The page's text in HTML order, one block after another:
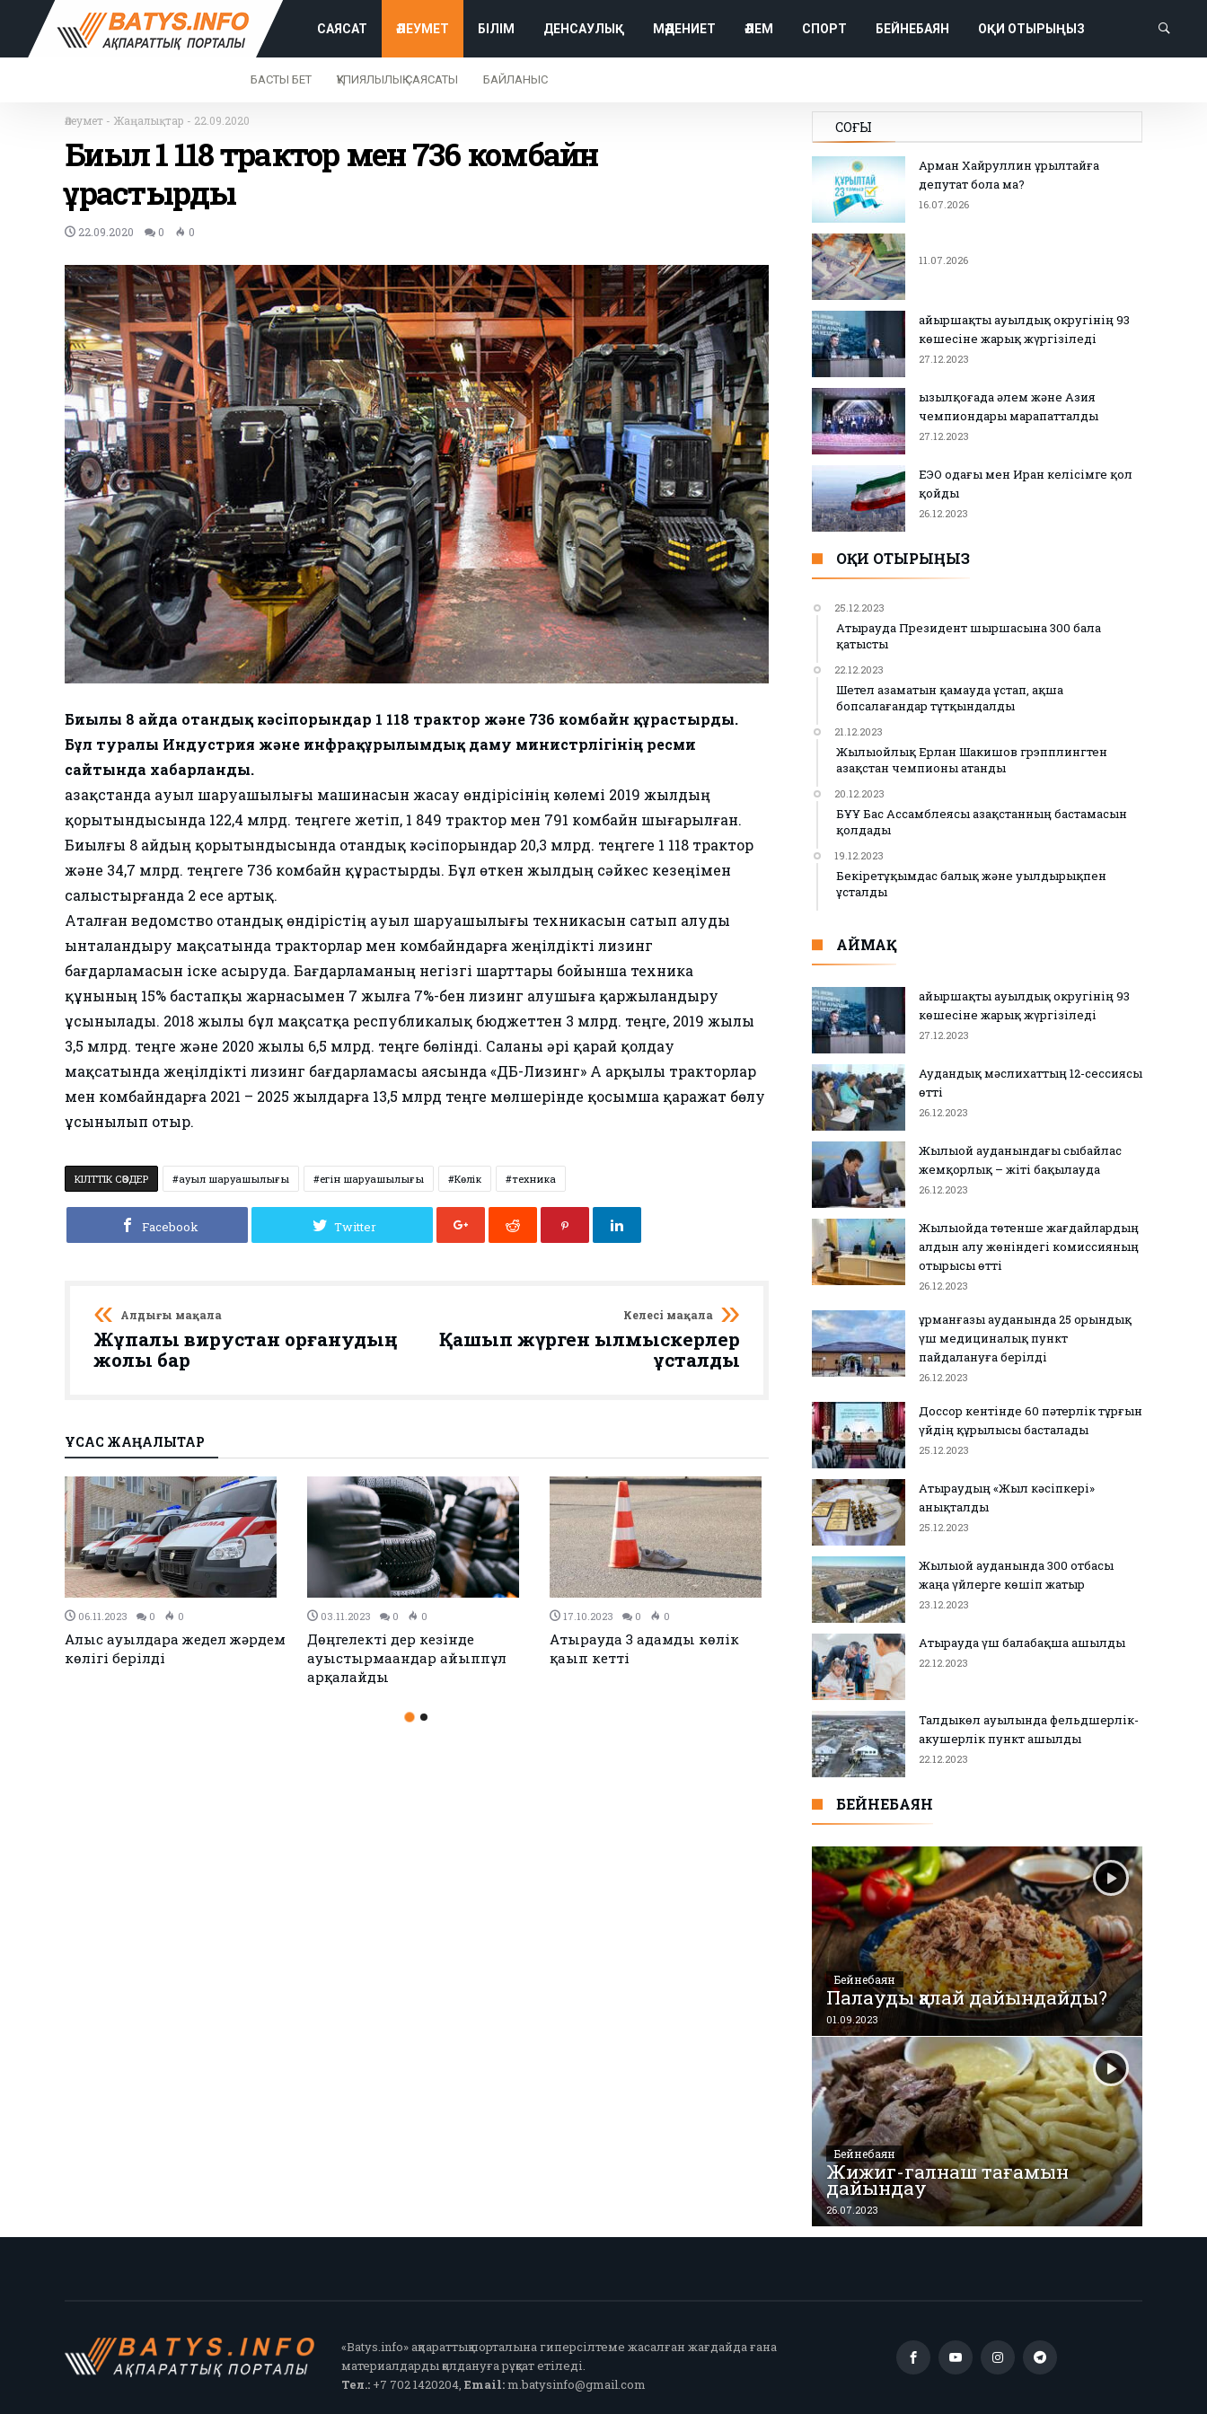
САЯСАТ ӘЛЕУМЕТ БІЛІМ ДЕНСАУЛЫҚ МӘДЕНИЕТ ӘЛЕМ СПОРТ БЕЙНЕБАЯН ОҚИ ОТЫРЫҢЫЗ
БАСТЫ БЕТ ҚҰПИЯЛЫЛЫҚ САЯСАТЫ БАЙЛАНЫС
Әлеумет - Жаңалықтар - 22.09.2020
Биыл 1 118 трактор мен 736 комбайн
құрастырдық⁩
22.09.2020 0 0
Биылғы 8 айда отандық кәсіпорындар 1 118 трактор және 736 комбайн құрастырды.
Бұл туралы Индустрия және инфрақұрылымдық даму министрлігінің ресми
сайтында хабарланды.
Қазақстанда ауыл шаруашылығы машинасын жасау өндірісінің көлемі 2019 жылдың
қорытындысында 122,4 млрд. теңгеге жетіп, 1 849 трактор мен 791 комбайн шығарылған.
Биылғы 8 айдың қорытындысында отандық кәсіпорындар 20,3 млрд. теңгеге 1 118 трактор
және 34,7 млрд. теңгеге 736 комбайн құрастырды. Бұл өткен жылдың сәйкес кезеңімен
салыстырғанда 2 есе артық.
Аталған ведомство отандық өндірістің ауыл шаруашылығы техникасын сатып алуды
ынталандыру мақсатында тракторлар мен комбайндарға жеңілдікті лизинг
бағдарламасын іске асыруда. Бағдарламаның негізгі шарттары бойынша техника
құнының 15% бастапқы жарнасымен 7 жылға 7%-бен лизинг алушыға қаржыландыру
ұсынылады. 2018 жылы бұл мақсатқа республикалық бюджеттен 3 млрд. теңге, 2019 жылы
3,5 млрд. теңге және 2020 жылы 6,5 млрд. теңге бөлінді. Саланы әрі қарай қолдау
мақсатында жеңілдікті лизинг бағдарламасы аясында «ҚДБ-Лизинг» АҚ арқылы тракторлар
мен комбайндарға 2021 – 2025 жылдарға 13,5 млрд теңге мөлшерінде қосымша қаражат бөлу
ұсынылып отыр.
КІЛТТІК СӨЗДЕР ауыл шаруашылығы егін шаруашылығы Көлік техника
Facebook Twitter
Алдыңғы мақала
Жұқпалы вирустан қорғанудың
жолы бар
Келесі мақала
Қашып жүрген қылмыскерлер
ұсталды
ҰҚСАС ЖАҢАЛЫҚТАР
04.10.2023
Енді жүргізуші куәлігін
оңайлықпен ала алмайсыз
29.09.2023
Мас күйінде жол-көлік
оқиғасын жасағаны үшін
жауапқа тартылды
19.09.2023
Мас күйінде көлік жүргізген
депутаттың ісі сотта
СОҢҒЫ
Арман Хайруллин Құрылтайға
депутат бола ма?
16.07.2026
11.07.2026
Қайыршақты ауылдық округінің 93
көшесіне жарық жүргізіледі
27.12.2023
Қызылқоғада әлем және Азия
чемпиондары марапатталды
27.12.2023
ЕЭО одағы мен Иран келісімге қол
қойды
26.12.2023
ОҚИ ОТЫРЫҢЫЗ
25.12.2023
Атырауда Президент шыршасына 300 бала
қатысты
22.12.2023
Шетел азаматын қамауда ұстап, ақша
бопсалағандар тұтқындалды
21.12.2023
Жылыойлық Ерлан Шакишов грэпплингтен
Қазақстан чемпионы атанды
20.12.2023
БҰҰ Бас Ассамблеясы Қазақстанның бастамасын
қолдады
19.12.2023
Бекіретұқымдас балық және уылдырықпен
ұсталды
АЙМАҚ
Қайыршақты ауылдық округінің 93
көшесіне жарық жүргізіледі
27.12.2023
Аудандық мәслихаттың 12-сессиясы
өтті
26.12.2023
Жылыой ауданындағы сыбайлас
жемқорлық – жіті бақылауда
26.12.2023
Жылыойда төтенше жағдайлардың
алдын алу жөніндегі комиссияның
отырысы өтті
26.12.2023
Құрманғазы ауданында 25 орындық
үш медициналық пункт
пайдалануға берілді
26.12.2023
Доссор кентінде 60 пәтерлік тұрғын
үйдің құрылысы басталады
25.12.2023
Атыраудың «Жыл кәсіпкері»
анықталды
25.12.2023
Жылыой ауданында 300 отбасы
жаңа үйлерге көшіп жатыр
23.12.2023
Атырауда үш балабақша ашылды
22.12.2023
Талдыкөл ауылында фельдшерлік-
акушерлік пункт ашылды
22.12.2023
БЕЙНЕБАЯН
Бейнебаян
Палауды қалай дайындайды?
01.09.2023
Бейнебаян
Жижиг-галнаш тағамын
дайындау
26.07.2023
«Batys.info» ақпараттық порталына гиперсілтеме жасалған жағдайда ғана
материалдарды қолдануға рұқсат етіледі.
Тел.:+7 702 1420204, Email:m.batysinfo@gmail.com